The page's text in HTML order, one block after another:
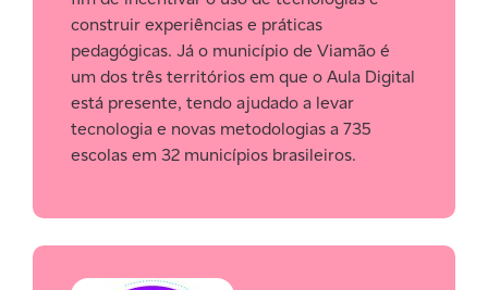
construir experiências e práticas
pedagógicas. Já o município de Viamão é
um dos três territórios em que o Aula Digital
está presente, tendo ajudado a levar
tecnologia e novas metodologias a 735
escolas em 32 municípios brasileiros.